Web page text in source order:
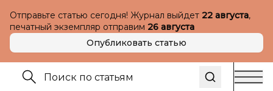
Отправьте статью сегодня! Журнал выйдет 22 августа,
печатный экземпляр отправим 26 августа
Опубликовать статью